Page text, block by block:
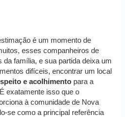
é um momento de
esses companheiros de
da família, e sua partida deixa um
difíceis, encontrar um local
e acolhimento para a
exatamente isso que o
à comunidade de Nova
se como a principal referência